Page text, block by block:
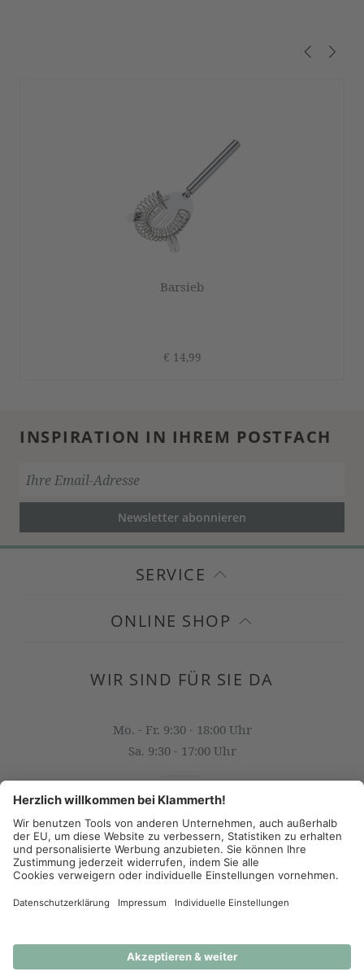
Barsieb
€ 14,99
INSPIRATION IN IHREM POSTFACH
Newsletter abonnieren
SERVICE
ONLINE SHOP
WIR SIND FÜR SIE DA
Mo. - Fr. 9:30 - 18:00 Uhr
Sa. 9:30 - 17:00 Uhr
OFFICE@KLAMMERTH.AT
+43 316 825 618 0